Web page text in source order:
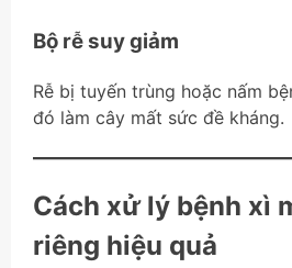
Bộ rễ suy giảm
Rễ bị tuyến trùng hoặc nấm
đó làm cây mất sức đề kháng.
Cách xử lý bệnh xì
riêng hiệu quả